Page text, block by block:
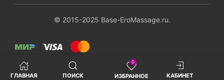
© 2015-2025 Base-EroMassage.ru.
ГЛАВНАЯ ПОИСК
0
ИЗБРАННОЕ КАБИНЕТ